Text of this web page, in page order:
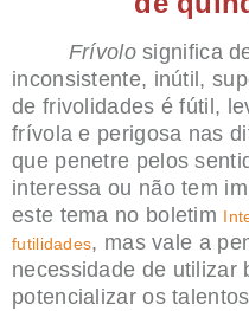
Frívolosignifica
inconsistente, inútil,
de frivolidades é fútil,
frívola e perigosa nas
que penetre pelos
interessa ou não tem
este tema no boletim
futilidades, mas vale a
necessidade de utilizar
potencializar os